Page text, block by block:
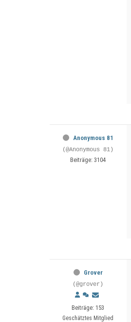
Anonymous 81
(@Anonymous 81)
Beiträge: 3104
Grover
(@grover)
Beiträge: 153
Geschätztes Mitglied